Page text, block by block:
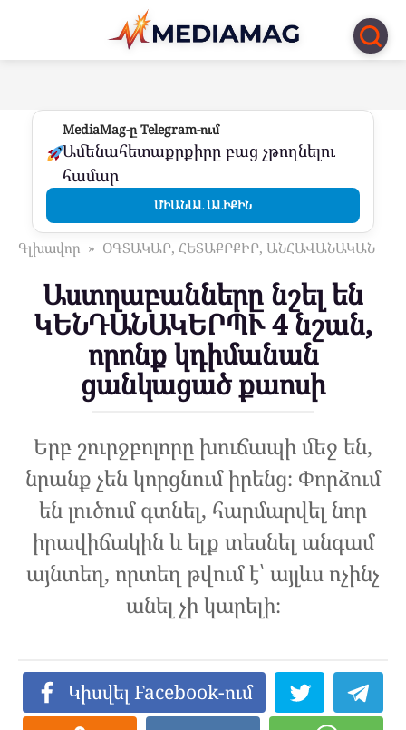
Перейти
контенту
MediaMag-ը Telegram-ում
Ամենահետաքրքիրը բաց չթողնելու
համար
ՄԻԱՆԱԼ ԱԼԻՔԻՆ
Գլխավոր » ՕԳՏԱԿԱՐ, ՀԵՏԱՔՐՔԻՐ, ԱՆՀԱՎԱՆԱԿԱՆ
Աստղաբանները նշել են
ԿԵՆԴԱՆԱԿԵՐՊՒ 4 նշան,
որոնք կդիմանան
ցանկացած քաոսի
Երբ շուրջբոլորը խուճապի մեջ են,
նրանք չեն կորցնում իրենց։ Փորձում
են լուծում գտնել, հարմարվել նոր
իրավիճակին և ելք տեսնել անգամ
այնտեղ, որտեղ թվում է՝ այլևս ոչինչ
անել չի կարելի։
Կիսվել Facebook-ում